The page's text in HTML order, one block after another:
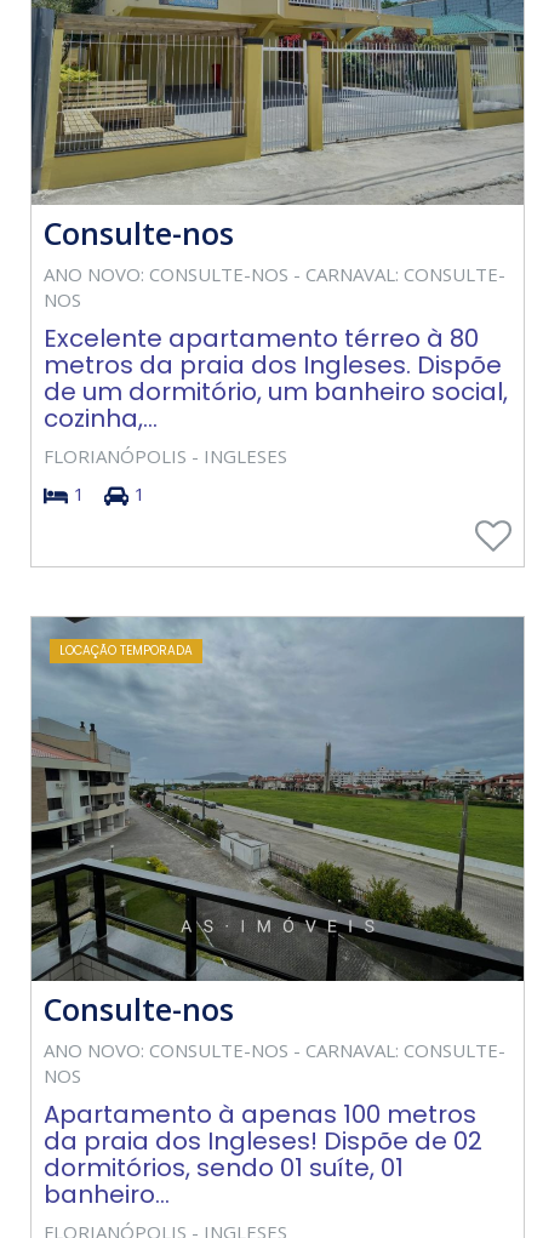
Consulte-nos
ANO NOVO: CONSULTE-NOS - CARNAVAL: CONSULTE-
NOS
Excelente apartamento térreo à 80
metros da praia dos Ingleses. Dispõe
de um dormitório, um banheiro social,
cozinha,...
FLORIANÓPOLIS - INGLESES
1
1
LOCAÇÃO TEMPORADA
Consulte-nos
ANO NOVO: CONSULTE-NOS - CARNAVAL: CONSULTE-
NOS
Apartamento à apenas 100 metros
da praia dos Ingleses! Dispõe de 02
dormitórios, sendo 01 suíte, 01
banheiro...
FLORIANÓPOLIS - INGLESES